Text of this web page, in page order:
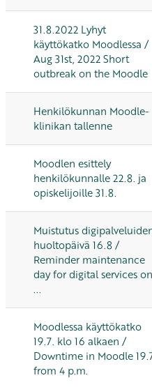
31.8.2022 Lyhyt
käyttökatko Moodlessa /
Aug 31st, 2022 Short
outbreak on the Moodle
Henkilökunnan Moodle-
klinikan tallenne
Moodlen esittely
henkilökunnalle 22.8. ja
opiskelijoille 31.8.
Muistutus
huoltopäivä 16.8 /
Reminder maintenance
day for digital services on
...
Moodlessa käyttökatko
19.7. klo 16 alkaen /
Downtime in Moodle
from 4 p.m.